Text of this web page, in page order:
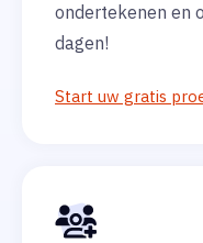
ondertekenen en
dagen!
Start uw gratis